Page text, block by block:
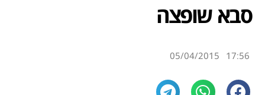
סבא שופצה
17:56
05/04/2015